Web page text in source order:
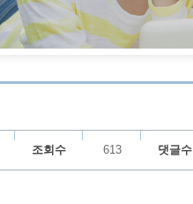
조회수 613 댓글수